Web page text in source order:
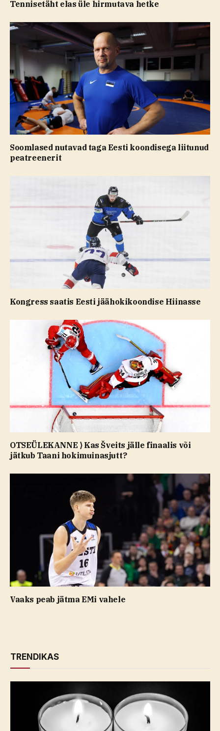
Tennisetäht elas üle hirmutava hetke
Soomlased nutavad taga Eesti koondisega liitunud
peatreenerit
Kongress saatis Eesti jäähokikoondise Hiinasse
OTSEÜLEKANNE ⟩ Kas Šveits jälle finaalis või
jätkub Taani hokimuinasjutt?
Vaaks peab jätma EMi vahele
TRENDIKAS